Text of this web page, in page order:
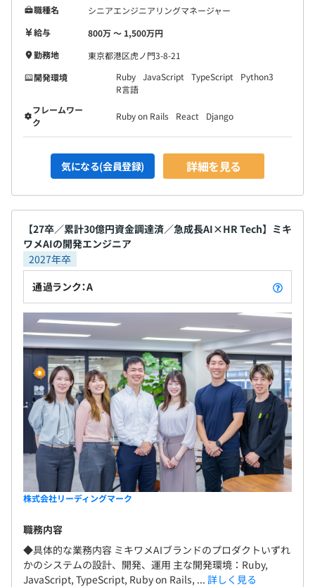
職種名
シニアエンジニアリングマネージャー
給与
800万 〜 1,500万円
勤務地
東京都港区虎ノ門3-8-21
開発環境
Ruby JavaScript TypeScript
Python3
R言語
フレームワー
ク
Ruby on Rails React Django
気になる(会員登録) 詳細を見る
【27卒／累計30億円資金調達済／急成長AI×HR Tech】ミキ
ワメAIの開発エンジニア
2027年卒
通過ランク：A
株式会社リーディングマーク
職務内容
◆具体的な業務内容 ミキワメAIブランドのプロダクトいずれ
かのシステムの設計、開発、運用 主な開発環境：Ruby,
JavaScript, TypeScript, Ruby on Rails, ... 詳しく見る